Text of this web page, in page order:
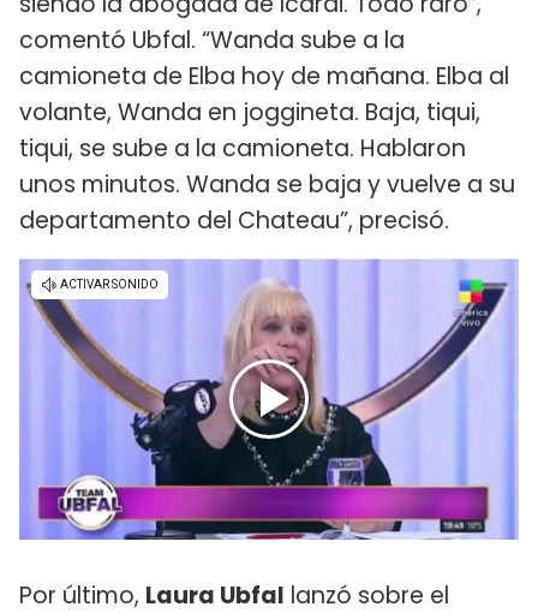
comentó Ubfal. “Wanda sube a la
camioneta de Elba hoy de mañana. Elba al
volante, Wanda en joggineta. Baja, tiqui,
tiqui, se sube a la camioneta. Hablaron
unos minutos. Wanda se baja y vuelve a su
departamento del Chateau”, precisó.
Por último, Laura Ubfal lanzó sobre el